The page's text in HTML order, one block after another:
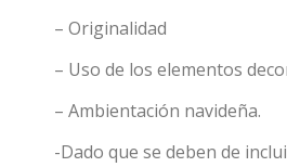
– Originalidad
– Uso de los elementos
– Ambientación navideña.
-Dado que se deben de